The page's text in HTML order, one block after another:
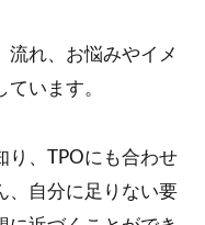
流れ、お悩みやイメ
います。
り、TPOにも合わせ
、自分に足りない要